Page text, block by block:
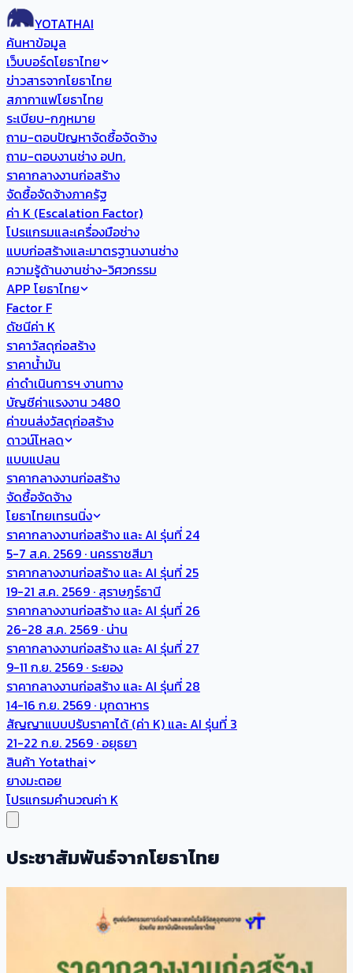
YOTATHAI
ค้นหาข้อมูล
เว็บบอร์ดโยธาไทย
ข่าวสารจากโยธาไทย
สภากาแฟโยธาไทย
ระเบียบ-กฎหมาย
ถาม-ตอบปัญหาจัดซื้อจัดจ้าง
ถาม-ตอบงานช่าง อปท.
ราคากลางงานก่อสร้าง
จัดซื้อจัดจ้างภาครัฐ
ค่า K (Escalation Factor)
โปรแกรมและเครื่องมือช่าง
แบบก่อสร้างและมาตรฐานงานช่าง
ความรู้ด้านงานช่าง-วิศวกรรม
APP โยธาไทย
Factor F
ดัชนีค่า K
ราคาวัสดุก่อสร้าง
ราคาน้ำมัน
ค่าดำเนินการฯ งานทาง
บัญชีค่าแรงงาน ว480
ค่าขนส่งวัสดุก่อสร้าง
ดาวน์โหลด
แบบแปลน
ราคากลางงานก่อสร้าง
จัดซื้อจัดจ้าง
โยธาไทยเทรนนิ่ง
ราคากลางงานก่อสร้าง และ AI รุ่นที่ 24
5-7 ส.ค. 2569 · นครราชสีมา
ราคากลางงานก่อสร้าง และ AI รุ่นที่ 25
19-21 ส.ค. 2569 · สุราษฎร์ธานี
ราคากลางงานก่อสร้าง และ AI รุ่นที่ 26
26-28 ส.ค. 2569 · น่าน
ราคากลางงานก่อสร้าง และ AI รุ่นที่ 27
9-11 ก.ย. 2569 · ระยอง
ราคากลางงานก่อสร้าง และ AI รุ่นที่ 28
14-16 ก.ย. 2569 · มุกดาหาร
สัญญาแบบปรับราคาได้ (ค่า K) และ AI รุ่นที่ 3
21-22 ก.ย. 2569 · อยุธยา
สินค้า Yotathai
ยางมะตอย
โปรแกรมคำนวณค่า K
ประชาสัมพันธ์จากโยธาไทย